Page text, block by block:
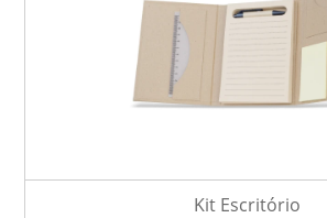
Kit Escritório